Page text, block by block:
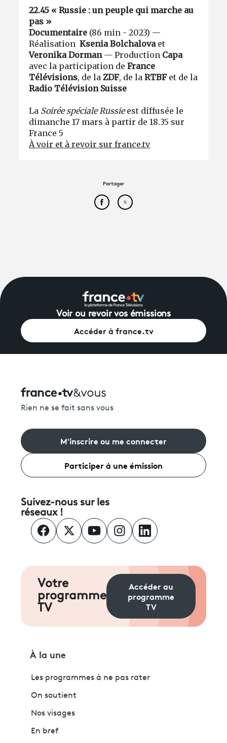
22.45 « Russie : un peuple qui marche au
pas »
Documentaire (86 min - 2023) —
RéalisationKsenia Bolchalova et
Veronika Dorman— Production Capa
avec la participation deFrance
Télévisions, de la ZDF, de laRTBF et de la
Radio Télévision Suisse
La Soirée spéciale Russieest diffusée le
dimanche 17 mars à partir de 18.35 sur
France 5
À voir et à revoir sur france.tv
Partager
Partager cet article sur
Partager cet article sur
Voir ou revoir vos émissions
Accéder à france.tv
Rien ne se fait sans vous
M'inscrire ou me connecter
Participer à une émission
Suivez-nous sur les
réseaux !
Votre
programme
TV
Accéder au
programme
TV
À la une
Les programmes à ne pas rater
On soutient
Nos visages
En bref